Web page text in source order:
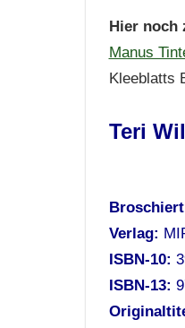
Hier noch
Manus
Kleeblatts
Teri
Verlag:
ISBN-10:
ISBN-13: